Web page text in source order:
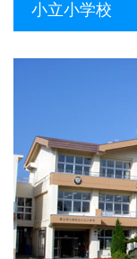
小立小学校